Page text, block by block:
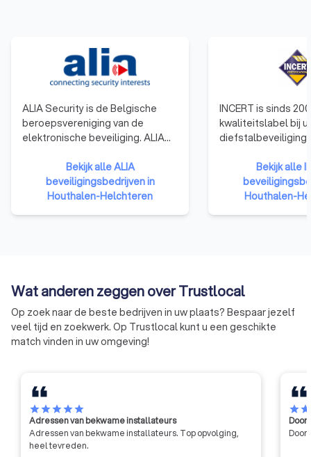
ALIA Security is de Belgische
beroepsvereniging van de
elektronische beveiliging. ALIA
installateurs, de fabrikanten en
de distributeurs inzake
inbraakdetectie, branddetectie,
Bekijk alle ALIA
beveiligingsbedrijven in
Houthalen-Helchteren
INCERT is sinds
kwaliteitslabel bij
diefstalbeveiliging
België. Om uw
beschermen
inbraak, moet u op
hoog
certificeert ook de
gebruikt worden
alarmcentrales die
Bekijk alle
Houthalen-
Wat anderen zeggen over Trustlocal
Op zoek naar de beste bedrijven in uw plaats? Bespaar jezelf
veel tijd en zoekwerk. Op Trustlocal kunt u een geschikte
match vinden in uw omgeving!
starstarstarstarstar
Adressen van bekwame installateurs
Adressen van bekwame installateurs. Top opvolging,
heel tevreden.
starstar
Door
Door